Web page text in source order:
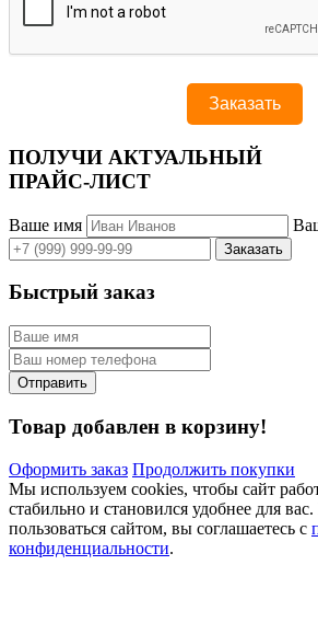
ПОЛУЧИ АКТУАЛЬНЫЙ
ПРАЙС-ЛИСТ
Ваше имя
Быстрый заказ
Товар добавлен в корзину!
Оформить заказ Продолжить покупки
Мы используем cookies, чтобы сайт
стабильно и становился удобнее для
пользоваться сайтом, вы соглашаетесь с
конфиденциальности.